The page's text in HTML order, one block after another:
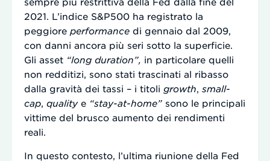
2021. L’indice S&P500 ha registrato la
peggiore performance di gennaio dal 2009,
con danni ancora più seri sotto la superficie.
Gli asset “long duration”, in particolare quelli
non redditizi, sono stati trascinati al ribasso
dalla gravità dei tassi – i titoli growth, small-
cap, qualitye “stay-at-home” sono le principali
vittime del brusco aumento dei rendimenti
reali.
In questo contesto, l’ultima riunione della Fed